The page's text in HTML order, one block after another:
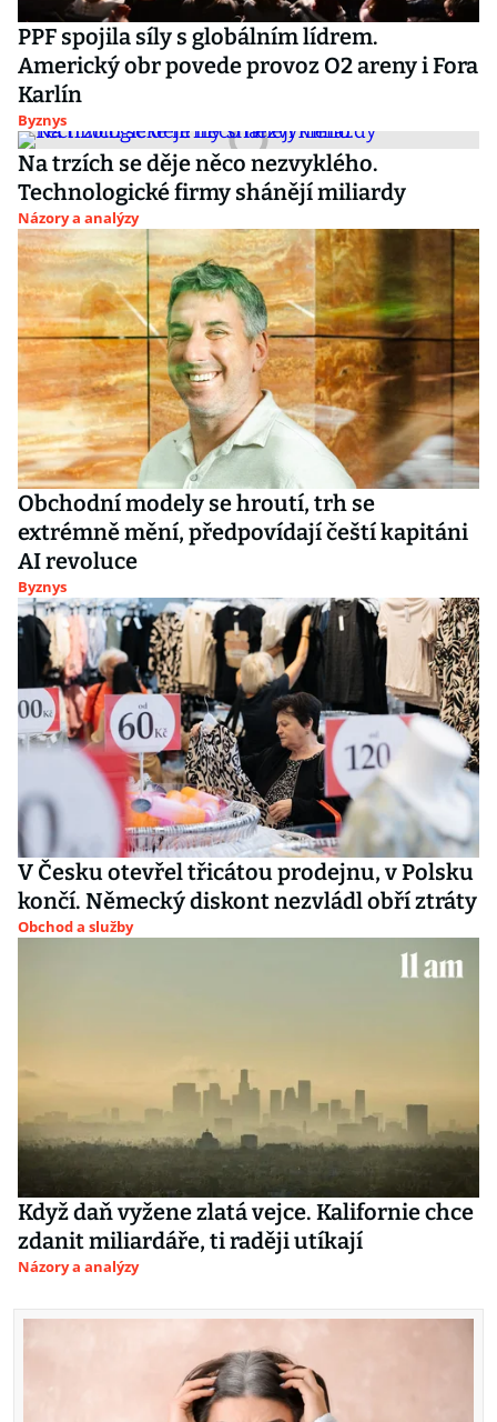
PPF spojila síly s globálním lídrem.
Americký obr povede provoz O2 areny i Fora
Karlín
Byznys
Na trzích se děje něco nezvyklého.
Technologické firmy shánějí miliardy
Názory a analýzy
Obchodní modely se hroutí, trh se
extrémně mění, předpovídají čeští kapitáni
AI revoluce
Byznys
V Česku otevřel třicátou prodejnu, v Polsku
končí. Německý diskont nezvládl obří ztráty
Obchod a služby
Když daň vyžene zlatá vejce. Kalifornie chce
zdanit miliardáře, ti raději utíkají
Názory a analýzy